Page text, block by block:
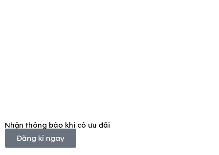
Nhận thông báo khi có ưu đãi
Đăng kí ngay